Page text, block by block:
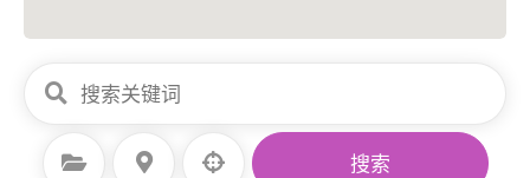
选择类别 搜索